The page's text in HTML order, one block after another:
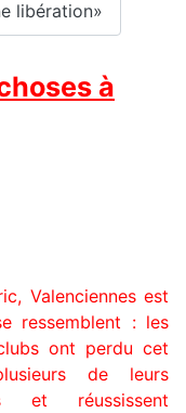
libération»
à
Valenciennes est
ressemblent : les
ont perdu cet
de leurs
et réussissent